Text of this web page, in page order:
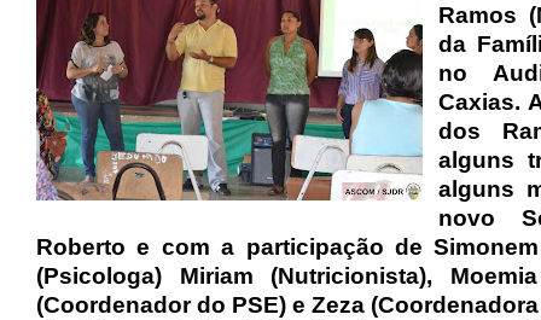
Ramos
da
no
Caxias.
dos
alguns
alguns
novo
Roberto e com a participação de
(Psicologa) Miriam (Nutricionista),
(Coordenador do PSE) e Zeza